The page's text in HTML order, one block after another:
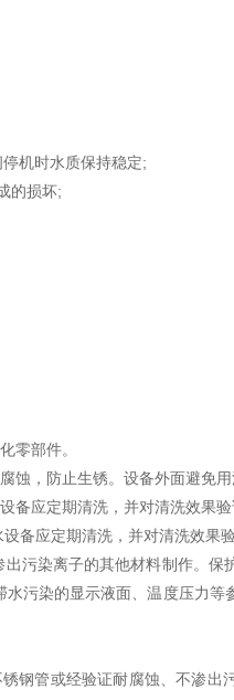
机时水质保持稳定;
的损坏;
零部件。
，防止生锈。设备外面避免用
备应定期清洗，并对清洗效果验
备应定期清洗，并对清洗效果验
污染离子的其他材料制作。保
污染的显示液面、温度压力等
钢管或经验证耐腐蚀、不渗出